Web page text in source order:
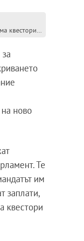
Парламентът, в който няма квестори и депутатски кюфтета
на ново
Те
им
заплати,
квестори